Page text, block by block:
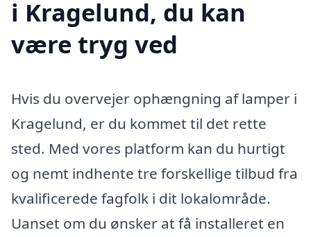
i Kragelund, du kan
være tryg ved
Hvis du overvejer ophængning af lamper i
Kragelund, er du kommet til det rette
sted. Med vores platform kan du hurtigt
og nemt indhente tre forskellige tilbud fra
kvalificerede fagfolk i dit lokalområde.
Uanset om du ønsker at få installeret en